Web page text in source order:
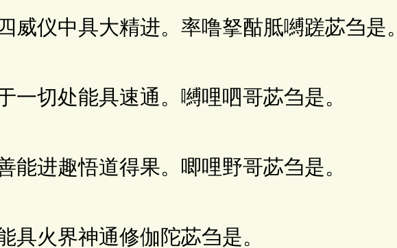
仪中具大精进。率噜拏酤胝嚩蹉苾刍是。
切处能具速通。嚩哩呬哥苾刍是。
进趣悟道得果。唧哩野哥苾刍是。
火界神通修伽陀苾刍是。